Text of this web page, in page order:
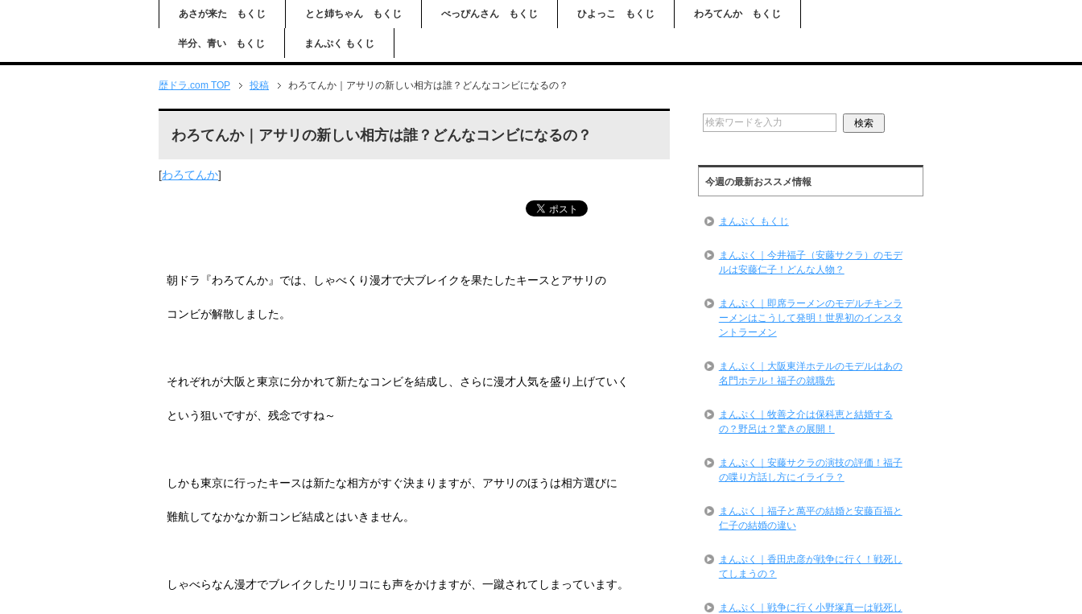
あさが来た もくじ とと姉ちゃん もくじ べっぴんさん もくじ ひよっこ もくじ わろてんか もくじ
半分、青い もくじ まんぷく もくじ
歴ドラ.com TOP 投稿 わろてんか｜アサリの新しい相方は誰？どんなコンビになるの？
わろてんか｜アサリの新しい相方は誰？どんなコンビになるの？
[わろてんか]
朝ドラ『わろてんか』では、しゃべくり漫才で大ブレイクを果たしたキースとアサリの
コンビが解散しました。
それぞれが大阪と東京に分かれて新たなコンビを結成し、さらに漫才人気を盛り上げていく
という狙いですが、残念ですね～
しかも東京に行ったキースは新たな相方がすぐ決まりますが、アサリのほうは相方選びに
難航してなかなか新コンビ結成とはいきません。
しゃべらなん漫才でブレイクしたリリコにも声をかけますが、一蹴されてしまっています。
今週の最新おススメ情報
まんぷく もくじ
まんぷく｜今井福子（安藤サクラ）のモデ
ルは安藤仁子！どんな人物？
まんぷく｜即席ラーメンのモデルチキンラ
ーメンはこうして発明！世界初のインスタ
ントラーメン
まんぷく｜大阪東洋ホテルのモデルはあの
名門ホテル！福子の就職先
まんぷく｜牧善之介は保科恵と結婚する
の？野呂は？驚きの展開！
まんぷく｜安藤サクラの演技の評価！福子
の喋り方話し方にイライラ？
まんぷく｜福子と萬平の結婚と安藤百福と
仁子の結婚の違い
まんぷく｜香田忠彦が戦争に行く！戦死し
てしまうの？
まんぷく｜戦争に行く小野塚真一は戦死し